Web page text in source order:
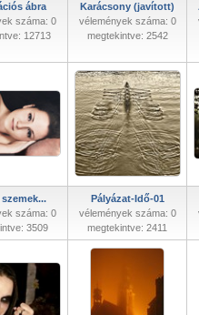
ábra
száma: 0
12713
Karácsony (javított)
vélemények száma: 0
megtekintve: 2542
száma: 0
3509
Pályázat-Idő-01
vélemények száma: 0
megtekintve: 2411